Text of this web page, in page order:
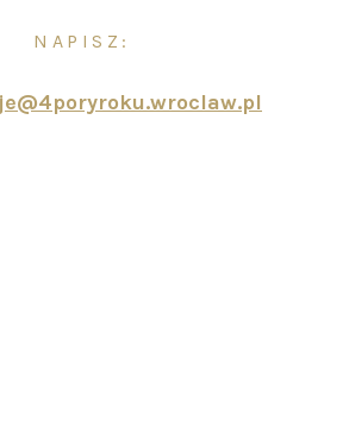
NAPISZ: